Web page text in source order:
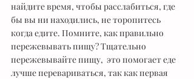
найдите время, чтобы расслабиться, где
бы вы ни находились, не торопитесь
когда едите. Помните, как правильно
пережевывать пищу? Тщательно
пережевывайте пищу,  это помогает еде
лучше перевариваться, так как первая